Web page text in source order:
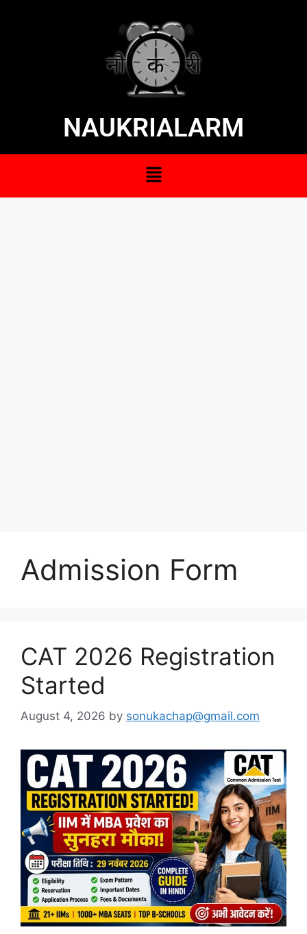
NAUKRIALARM
Admission Form
CAT 2026 Registration
Started
August 4, 2026 by sonukachap@gmail.com